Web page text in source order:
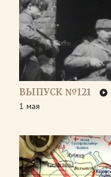
ВЫПУСК №121
1 мая